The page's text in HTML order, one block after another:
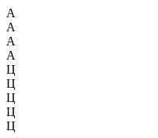
А
А
А
А
Ц
Ц
Ц
Ц
Ц